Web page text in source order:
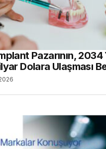
Pazarının, 2034
Dolara Ulaşması